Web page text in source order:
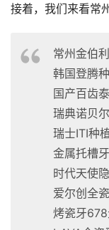
接着，我们来看常
常州金伯
韩国登腾
国产百齿
瑞典诺贝
瑞士ITI种
金属托槽
时代天使
爱尔创全
烤瓷牙